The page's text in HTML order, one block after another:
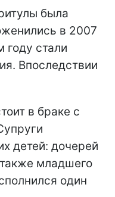
была
в 2007
стали
Впоследствии
в браке с
детей: дочерей
младшего
один